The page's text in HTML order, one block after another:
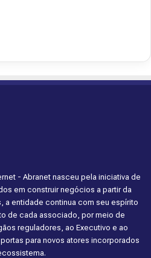
- Abranet nasceu pela iniciativa de
em construir negócios a partir da
a entidade continua com seu espírito
de cada associado, por meio de
reguladores, ao Executivo e ao
para novos atores incorporados